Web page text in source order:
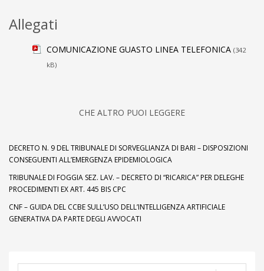
Allegati
COMUNICAZIONE GUASTO LINEA TELEFONICA (342
kB)
CHE ALTRO PUOI LEGGERE
DECRETO N. 9 DEL TRIBUNALE DI SORVEGLIANZA DI BARI – DISPOSIZIONI
CONSEGUENTI ALL’EMERGENZA EPIDEMIOLOGICA
TRIBUNALE DI FOGGIA SEZ. LAV. – DECRETO DI “RICARICA” PER DELEGHE
PROCEDIMENTI EX ART. 445 BIS CPC
CNF – GUIDA DEL CCBE SULL’USO DELL’INTELLIGENZA ARTIFICIALE
GENERATIVA DA PARTE DEGLI AVVOCATI